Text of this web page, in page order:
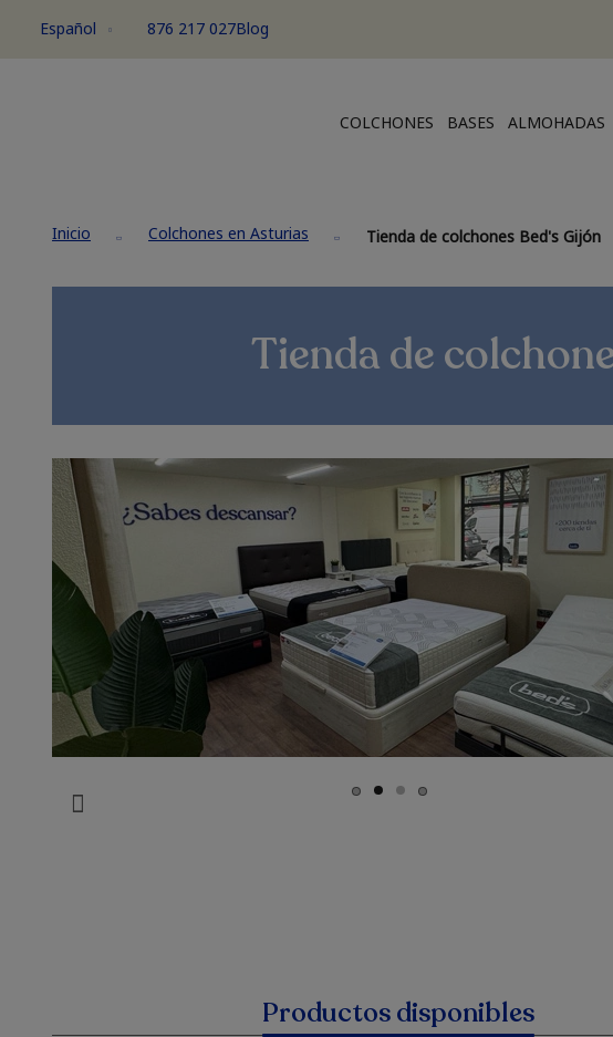
Español 876 217 027Blog
COLCHONES BASES ALMOHADAS
Inicio Colchones en Asturias Tienda de colchones Bed's Gijón
Tienda de
Productos disponibles